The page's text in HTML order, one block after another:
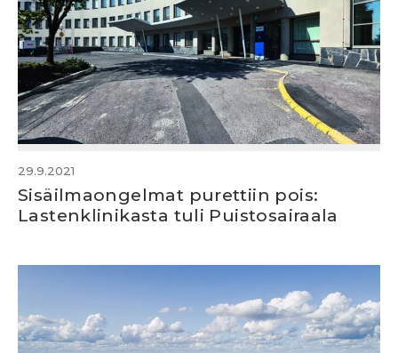
29.9.2021
Sisäilmaongelmat purettiin pois:
Lastenklinikasta tuli Puistosairaala